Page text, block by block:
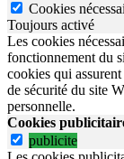
Cookies
Toujours activé
Les cookies
fonctionnement du
cookies qui
de sécurité du site
personnelle.
Cookies
publicite